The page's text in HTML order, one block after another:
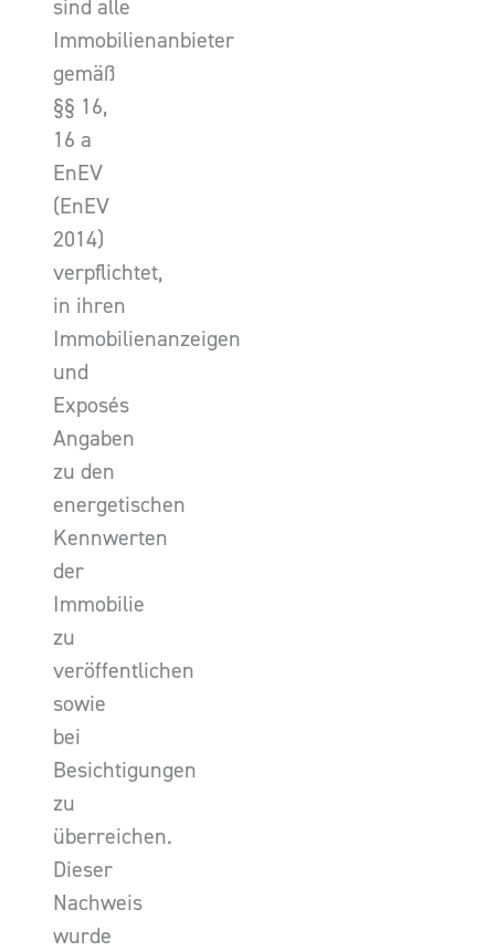
sind alle
Immobilienanbieter
gemäß
§§ 16,
16 a
EnEV
(EnEV
2014)
verpflichtet,
in ihren
Immobilienanzeigen
und
Exposés
Angaben
zu den
energetischen
Kennwerten
der
Immobilie
zu
veröffentlichen
sowie
bei
Besichtigungen
zu
überreichen.
Dieser
Nachweis
wurde